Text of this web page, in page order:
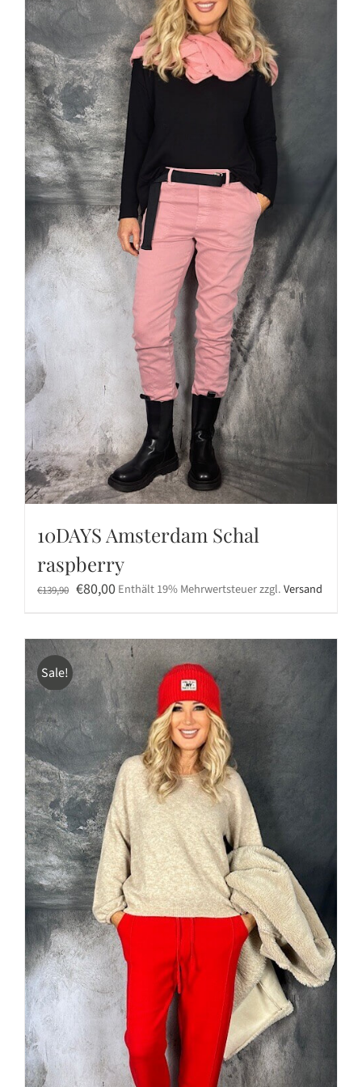
10DAYS Amsterdam Schal
raspberry
€139,90 Ursprünglicher
€139,90
€80,00Aktueller
€80,00.
Enthält 19% Mehrwertsteuerzzgl.Versand
Sale!